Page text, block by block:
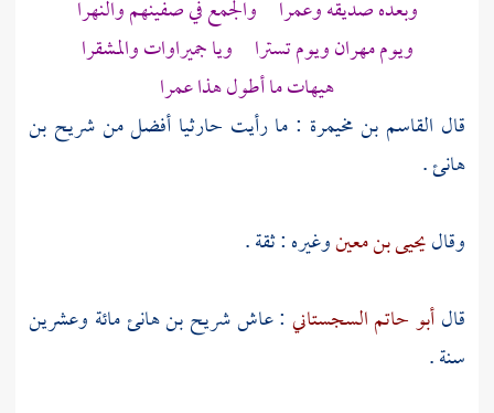
وبعده صديقهوعمرا والجمع في صفينهم والنهرا
ويوم مهران ويومتسترا ويا جميراوات والمشقرا
هيهات ما أطول هذا عمرا
قال القاسم بن مخيمرة : ما رأيت حارثيا أفضل منشريح بن
هانئ.
وقاليحيى بن معينوغيره : ثقة .
قالأبو حاتم السجستاني : عاششريح بن هانئمائة وعشرين
سنة .